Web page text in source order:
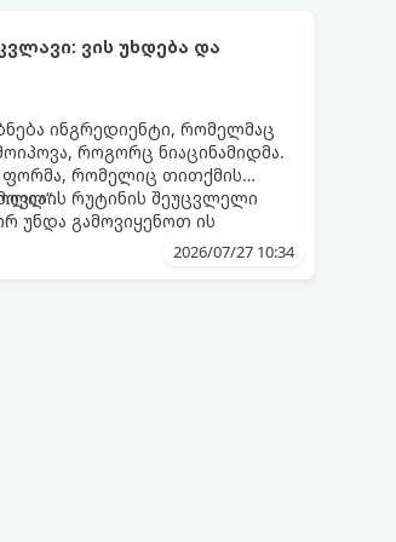
ვის უხდება და
ინგრედიენტი, რომელმაც
როგორც ნიაცინამიდმა.
ფორმა, რომელიც თითქმის
რუტინის შეუცვლელი
უნდა გამოვიყენოთ ის
2026/07/27 10:34